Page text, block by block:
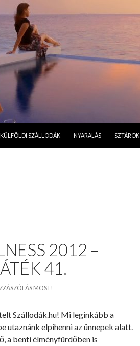
KÜLFÖLDI SZÁLLODÁK NYARALÁS SZTÁROK
2012 –
41.
MOST!
Szállodák.hu! Mi leginkább a
utaznánk elpihenni az ünnepek alatt.
a benti élményfürdőben is